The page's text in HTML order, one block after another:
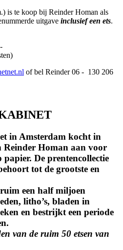
is te koop bij Reinder Homan als
uitgave inclusief een ets.
of bel Reinder 06 - 130 206
in Amsterdam kocht in
Reinder Homan aan voor
De prentencollectie
tot de grootste en
een half miljoen
litho’s, bladen in
en bestrijkt een periode
van de ruim 50 etsen van